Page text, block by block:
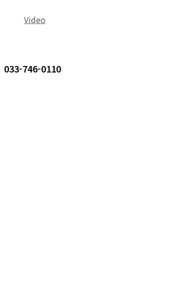
Video
033-746-0110